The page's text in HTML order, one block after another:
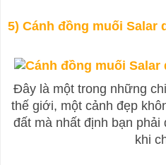
5) Cánh đồng muối Salar
Đây là một trong những
thế giới, một cảnh đẹp
đất mà nhất định bạn
khi